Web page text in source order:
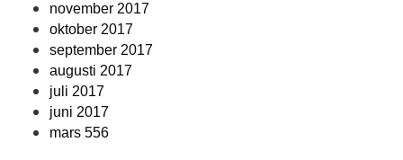
november 2017
oktober 2017
september 2017
augusti 2017
juli 2017
juni 2017
mars 556